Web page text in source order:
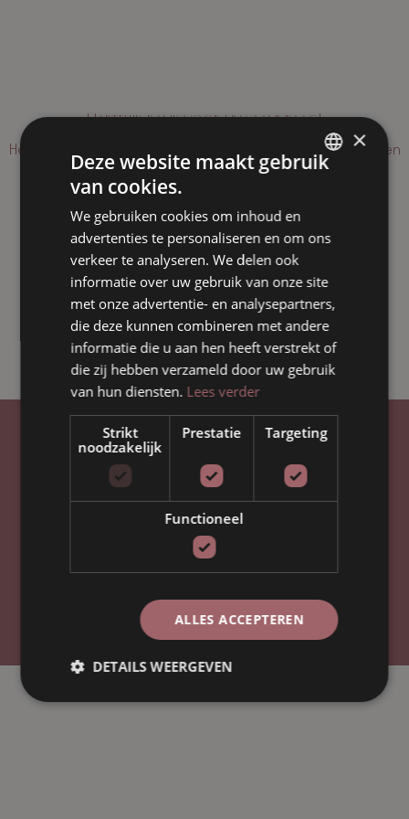
Hartelijk dank voor uw aanvraag!
Het is met succes verzonden. We zullen het verwerken en
zo snel mogelijk contact met je opnemen.
TERUG NAAR DE STARTPAGINA
Ontwikkeld door
Impressum
×
Deze website maakt gebruik
van cookies.
We gebruiken cookies om inhoud en
advertenties te personaliseren en om ons
verkeer te analyseren. We delen ook
informatie over uw gebruik van onze site
met onze advertentie- en analysepartners,
die deze kunnen combineren met andere
informatie die u aan hen heeft verstrekt of
die zij hebben verzameld door uw gebruik
van hun diensten. Lees verder
Strikt
noodzakelijk
Prestatie Targeting
Functioneel
ALLES ACCEPTEREN
DETAILS WEERGEVEN